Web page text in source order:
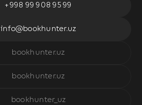
+998 99 908 95 99
info@bookhunter.uz
bookhunter.uz
bookhunter.uz
bookhunter_uz